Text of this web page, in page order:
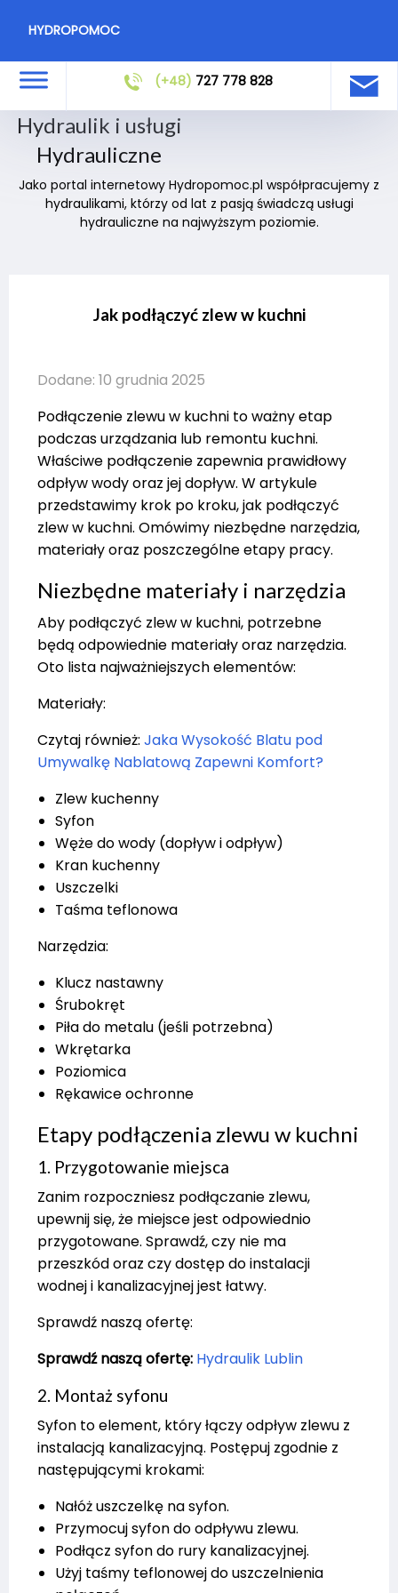
HYDROPOMOC
(+48) 727 778 828
Hydraulik i usługi
Hydrauliczne
Jako portal internetowy Hydropomoc.pl współpracujemy z
hydraulikami, którzy od lat z pasją świadczą usługi
hydrauliczne na najwyższym poziomie.
Jak podłączyć zlew w kuchni
Dodane: 10 grudnia 2025
Podłączenie zlewu w kuchni to ważny etap
podczas urządzania lub remontu kuchni.
Właściwe podłączenie zapewnia prawidłowy
odpływ wody oraz jej dopływ. W artykule
przedstawimy krok po kroku, jak podłączyć
zlew w kuchni. Omówimy niezbędne narzędzia,
materiały oraz poszczególne etapy pracy.
Niezbędne materiały i narzędzia
Aby podłączyć zlew w kuchni, potrzebne
będą odpowiednie materiały oraz narzędzia.
Oto lista najważniejszych elementów:
Materiały:
Czytaj również: Jaka Wysokość Blatu pod
Umywalkę Nablatową Zapewni Komfort?
Zlew kuchenny
Syfon
Węże do wody (dopływ i odpływ)
Kran kuchenny
Uszczelki
Taśma teflonowa
Narzędzia:
Klucz nastawny
Śrubokręt
Piła do metalu (jeśli potrzebna)
Wkrętarka
Poziomica
Rękawice ochronne
Etapy podłączenia zlewu w kuchni
1. Przygotowanie miejsca
Zanim rozpoczniesz podłączanie zlewu,
upewnij się, że miejsce jest odpowiednio
przygotowane. Sprawdź, czy nie ma
przeszkód oraz czy dostęp do instalacji
wodnej i kanalizacyjnej jest łatwy.
Sprawdź naszą ofertę:
Sprawdź naszą ofertę: Hydraulik Lublin
2. Montaż syfonu
Syfon to element, który łączy odpływ zlewu z
instalacją kanalizacyjną. Postępuj zgodnie z
następującymi krokami:
Nałóż uszczelkę na syfon.
Przymocuj syfon do odpływu zlewu.
Podłącz syfon do rury kanalizacyjnej.
Użyj taśmy teflonowej do uszczelnienia